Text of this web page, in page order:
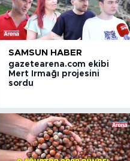
SAMSUN HABER
gazetearena.com ekibi
Mert Irmağı projesini
sordu